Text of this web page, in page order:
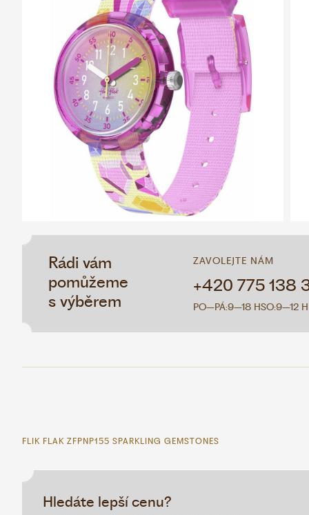
Rádi vám
pomůžeme
s výběrem
ZAVOLEJTE NÁM
+420 775 138
PO–PÁ:9–18 HSO:9–12 H
FLIK FLAK ZFPNP155 SPARKLING GEMSTONES
Hledáte lepší cenu?